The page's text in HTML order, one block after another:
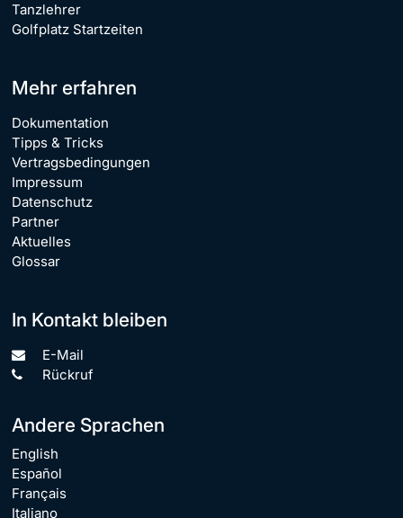
Tanzlehrer
Golfplatz Startzeiten
Mehr erfahren
Dokumentation
Tipps & Tricks
Vertragsbedingungen
Impressum
Datenschutz
Partner
Aktuelles
Glossar
In Kontakt bleiben
E-Mail
Rückruf
Andere Sprachen
English
Español
Français
Italiano